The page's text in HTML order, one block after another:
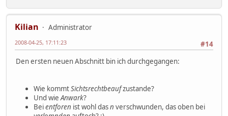
Kilian
Administrator
#14
2008-04-25, 17:11:23
Den ersten neuen Abschnitt bin ich durchgegangen:
Wie kommtSichtsrechtbeaufzustande?
Und wieAnwark?
Beientforen ist wohl dasn verschwunden, das oben bei